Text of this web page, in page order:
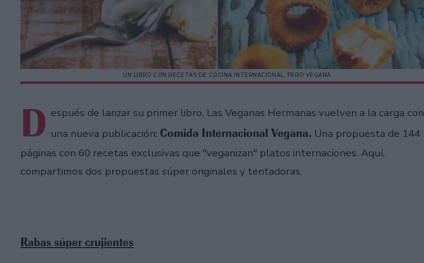
UN LIBRO CON RECETAS DE COCINA INTERNACIONAL, PERO VEGANA.
D espués de lanzar su primer libro, Las Veganas Hermanas vuelven a la carga con
una nueva publicación: Comida Internacional Vegana. Una propuesta de 144
páginas con 60 recetas exclusivas que "veganizan" platos internaciones. Aquí,
compartimos dos propuestas súper originales y tentadoras.
Rabas súper crujientes